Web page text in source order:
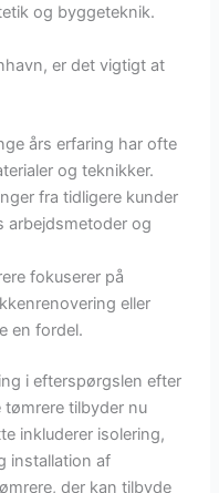
og byggeteknik.
er det vigtigt at
års erfaring har ofte
og teknikker.
fra tidligere kunder
arbejdsmetoder og
fokuserer på
eller
en fordel.
i efterspørgslen efter
tilbyder nu
inkluderer isolering,
installation af
der kan tilbyde